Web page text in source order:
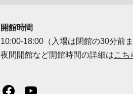
開館時間
10:00-18:00（入場は閉館の30分前ま
夜間開館など開館時間の詳細はこち